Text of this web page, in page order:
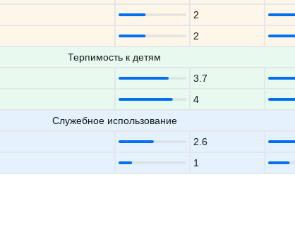
2
2
Терпимость к детям
3.7
4
Служебное использование
2.6
1